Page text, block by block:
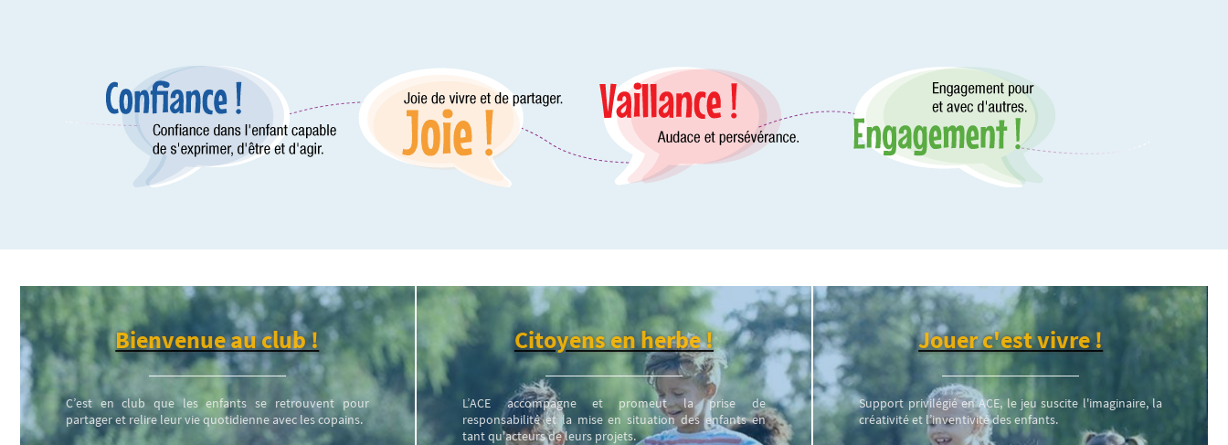
Bienvenue au club !
C’est en club que les enfants se retrouvent pour
partager et relire leur vie quotidienne avec les copains.
Citoyens en herbe !
L’ACE accompagne et promeut la prise de
responsabilité et la mise en situation des enfants en
tant qu'acteurs de leurs projets.
Jouer c'est vivre !
Support privilégié en ACE, le jeu suscite l'imaginaire, la
créativité et l’inventivité des enfants.